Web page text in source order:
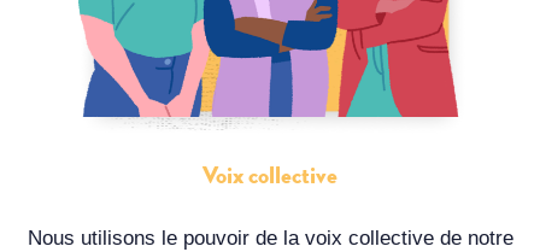
Voix collective
Nous utilisons le pouvoir de la voix collective de notre